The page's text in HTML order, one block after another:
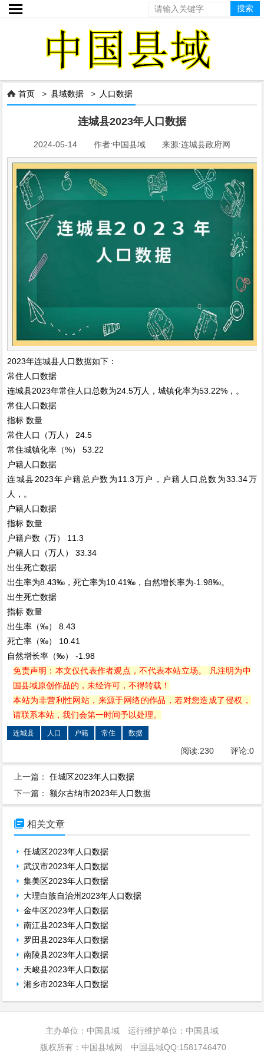

 首页 >县域数据 > 人口数据
连城县2023年人口数据
2024-05-14 作者:中国县域 来源:连城县政府网
2023年连城县人口数据如下：
常住人口数据
连城县2023年常住人口总数为24.5万人，城镇化率为53.22%，。
常住人口数据
指标 数量
常住人口（万人）
24.5
常住城镇化率（%）
53.22
户籍人口数据
连城县2023年户籍总户数为11.3万户，户籍人口总数为33.34万
人，。
户籍人口数据
指标 数量
户籍户数（万）
11.3
户籍人口（万人）
33.34
出生死亡数据
出生率为8.43‰，死亡率为10.41‰，自然增长率为-1.98‰。
出生死亡数据
指标 数量
出生率（‰）
8.43
死亡率（‰）
10.41
自然增长率（‰）
-1.98
免责声明：本文仅代表作者观点，不代表本站立场。 凡注明为中
国县域原创作品的，未经许可，不得转载！
本站为非营利性网站，来源于网络的作品，若对您造成了侵权，
请联系本站，我们会第一时间予以处理。
连城县 人口 户籍 常住 数据
阅读:230评论:0
上一篇：任城区2023年人口数据
下一篇：额尔古纳市2023年人口数据
 相关文章
任城区2023年人口数据
武汉市2023年人口数据
集美区2023年人口数据
大理白族自治州2023年人口数据
金牛区2023年人口数据
南江县2023年人口数据
罗田县2023年人口数据
南陵县2023年人口数据
天峻县2023年人口数据
湘乡市2023年人口数据
主办单位：中国县域 运行维护单位：中国县域
版权所有：中国县域网 中国县域QQ:1581746470